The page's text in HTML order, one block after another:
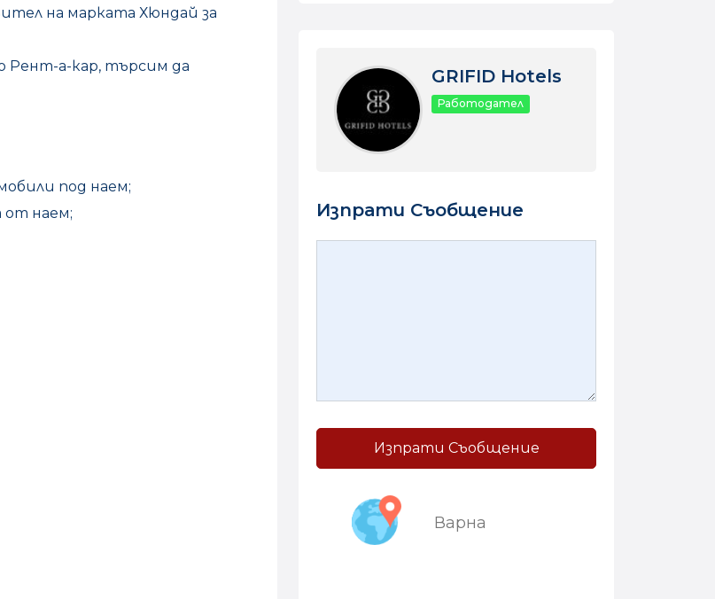
нa марката Хюндай за
Рент-а-кар, търсим да
под наем;
от наем;
GRIFID Hotels
Работодател
Изпрати Съобщение
Изпрати Съобщение
Варна